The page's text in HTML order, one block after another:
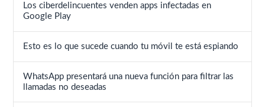
Los ciberdelincuentes venden apps infectadas en
Google Play
Esto es lo que sucede cuando tu móvil te está espiando
WhatsApp presentará una nueva función para filtrar las
llamadas no deseadas